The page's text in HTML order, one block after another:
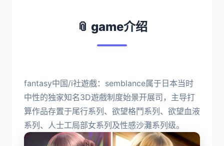
📎 game介绍
fantasy中国/i社遊戲：semblance属于日本当时
中性的独家知名3D遊戲制度始景开展司，主导打
算作品存置于尾行系列、欲望格鬥系列、欲望血液
系列、人士工局部女系列及性感沙灘系列级。